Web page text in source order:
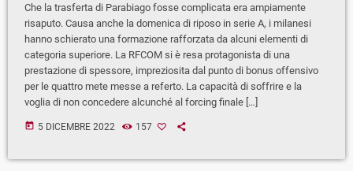
Che la trasferta di Parabiago fosse complicata era ampiamente
risaputo. Causa anche la domenica di riposo in serie A, i milanesi
hanno schierato una formazione rafforzata da alcuni elementi di
categoria superiore. La RFCOM si è resa protagonista di una
prestazione di spessore, impreziosita dal punto di bonus offensivo
per le quattro mete messe a referto. La capacità di soffrire e la
voglia di non concedere alcunché al forcing finale […]
today 5 DICEMBRE 2022 157